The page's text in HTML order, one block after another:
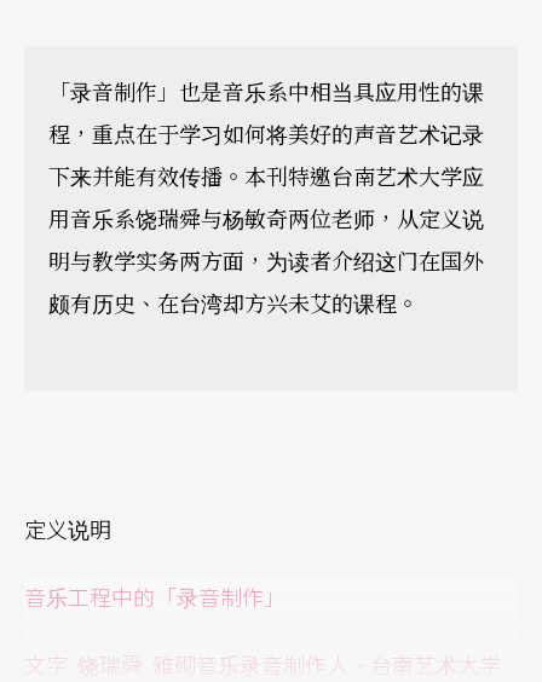
「录音制作」也是音乐系中相当具应用性的课
程，重点在于学习如何将美好的声音艺术记录
下来并能有效传播。本刊特邀台南艺术大学应
用音乐系饶瑞舜与杨敏奇两位老师，从定义说
明与教学实务两方面，为读者介绍这门在国外
颇有历史、在台湾却方兴未艾的课程。
定义说明
音乐工程中的「录音制作」
文字 饶瑞舜 雅砌音乐录音制作人、 台南艺术大学